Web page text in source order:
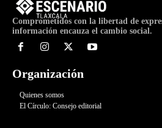
Comprometidos con la libertad de
información encauza el cambio social.
Organización
Quienes somos
El Círculo: Consejo editorial